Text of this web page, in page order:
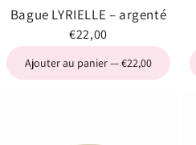
Bague LYRIELLE – argenté
€22,00
Ajouter au panier — €22,00